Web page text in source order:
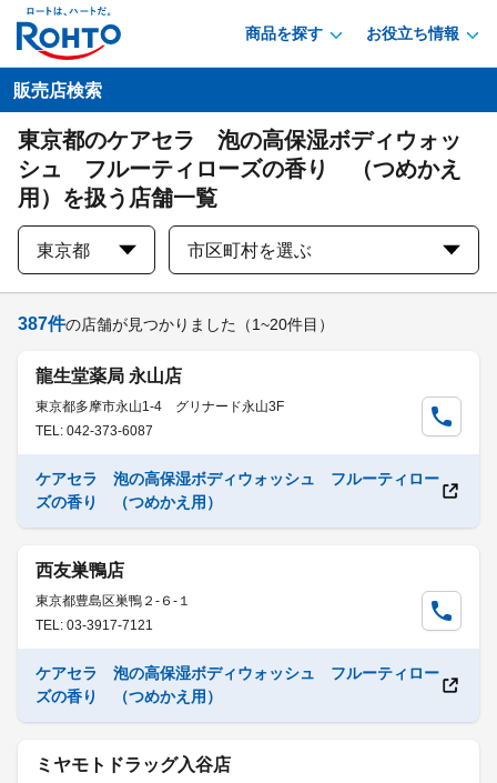
商品を探す お役立ち情報
販売店検索
東京都のケアセラ 泡の高保湿ボディウォッ
シュ フルーティローズの香り （つめかえ
用）を扱う店舗一覧
東京都 市区町村を選ぶ
387件の店舗が見つかりました （1~20件目）
龍生堂薬局 永山店
東京都多摩市永山1-4 グリナード永山3F
TEL: 042-373-6087
ケアセラ 泡の高保湿ボディウォッシュ フルーティロー
ズの香り （つめかえ用）
西友巣鴨店
東京都豊島区巣鴨２-６-１
TEL: 03-3917-7121
ケアセラ 泡の高保湿ボディウォッシュ フルーティロー
ズの香り （つめかえ用）
ミヤモトドラッグ入谷店